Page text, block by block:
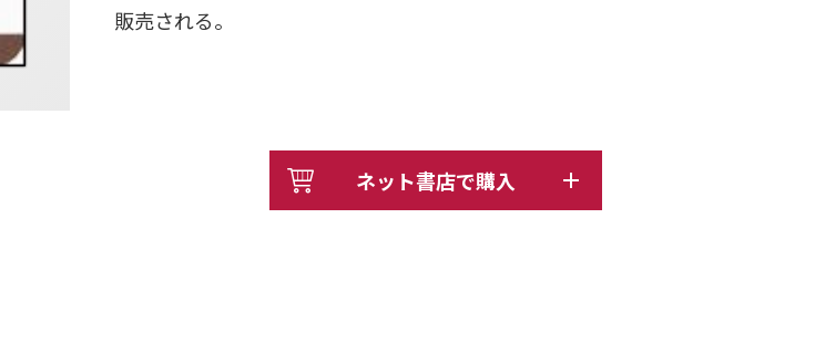
販売される。
ネット書店で購入